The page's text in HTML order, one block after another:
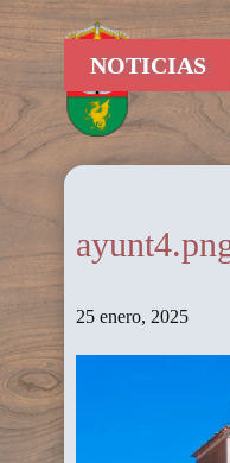
NOTICIAS
25 enero, 2025